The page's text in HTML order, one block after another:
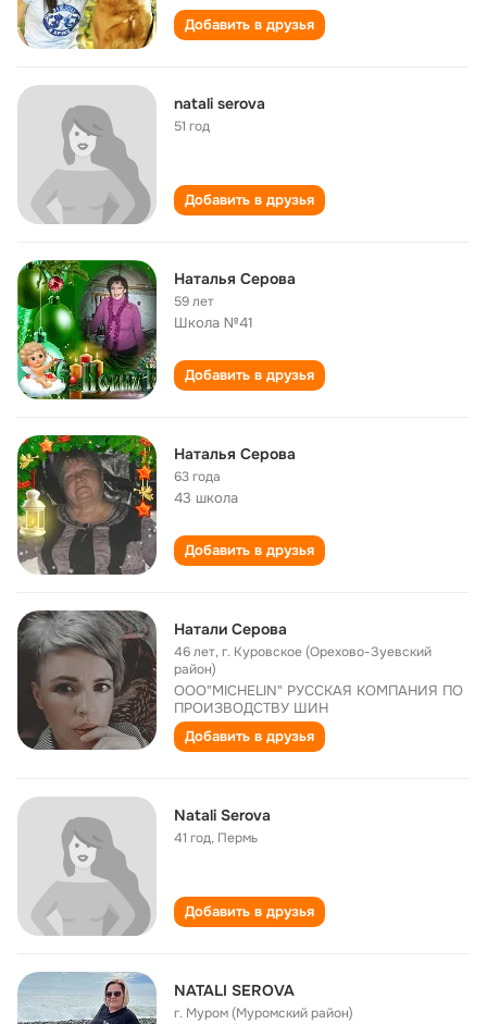
Добавить в друзья
natali serova
51 год
Добавить в друзья
Наталья Серова
59 лет
Школа №41
Добавить в друзья
Наталья Серова
63 года
43 школа
Добавить в друзья
Натали Серова
46 лет,г. Куровское (Орехово-Зуевский
район)
ООО"MICHELIN" РУССКАЯ КОМПАНИЯ ПО
ПРОИЗВОДСТВУ ШИН
Добавить в друзья
Natali Serova
41 год, Пермь
Добавить в друзья
NATALI SEROVA
г. Муром (Муромский район)